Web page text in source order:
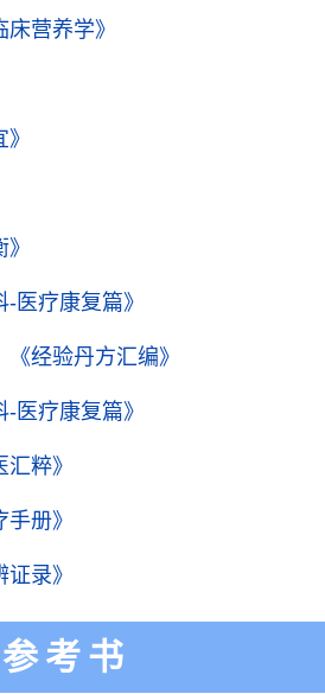
床营养学》
-医疗康复篇》
《经验丹方汇编》
-医疗康复篇》
汇粹》
手册》
证录》
参考书